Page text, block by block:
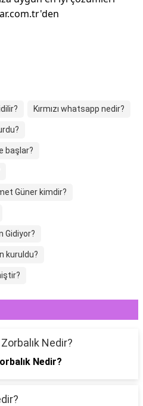
Kırmızı whatsapp nedir?
başlar?
Güner kimdir?
Gidiyor?
kuruldu?
Nedir?